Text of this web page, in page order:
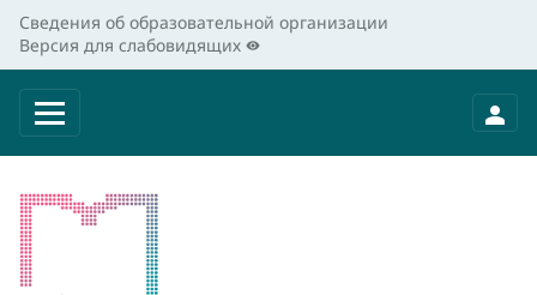
Сведения об образовательной организации
Версия для слабовидящих